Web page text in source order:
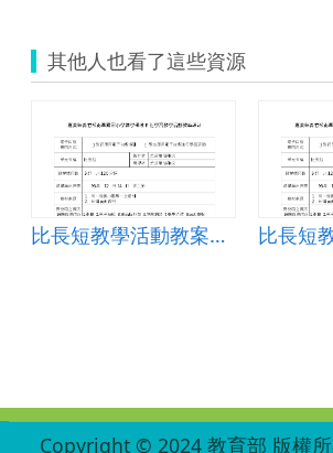
其他人也看了這些資源
比長短教學活動教案設計
Copyright © 2024 教育部 版權